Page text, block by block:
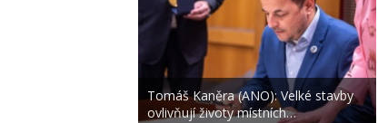
Tomáš Kaněra (ANO): Velké stavby
ovlivňují životy místních…